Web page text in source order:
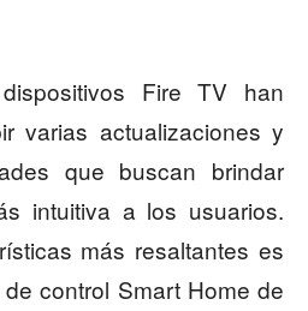
Fire TV han
varias actualizaciones y
que buscan brindar
intuitiva a los usuarios.
más resaltantes es
control Smart Home de